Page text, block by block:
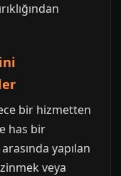
bir hizmetten
has bir
yapılan
veya